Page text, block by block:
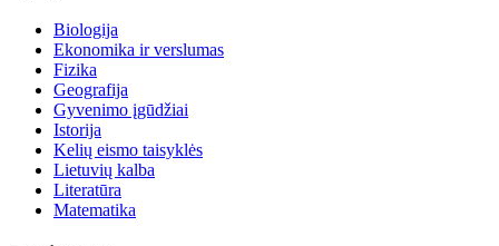
Biologija
Ekonomika ir verslumas
Fizika
Geografija
Gyvenimo įgūdžiai
Istorija
Kelių eismo taisyklės
Lietuvių kalba
Literatūra
Matematika